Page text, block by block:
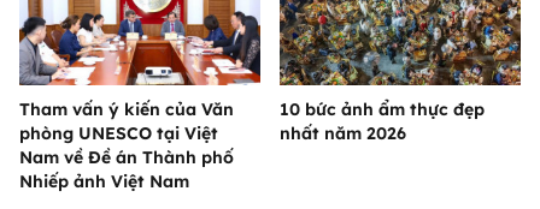
Tham vấn ý kiến của Văn
phòng UNESCO tại Việt
Nam về Đề án Thành phố
Nhiếp ảnh Việt Nam
10 bức ảnh ẩm thực đẹp
nhất năm 2026